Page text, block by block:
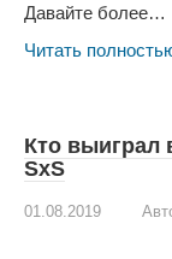
Давайте более…
Читать
Кто выиграл
SxS
01.08.2019